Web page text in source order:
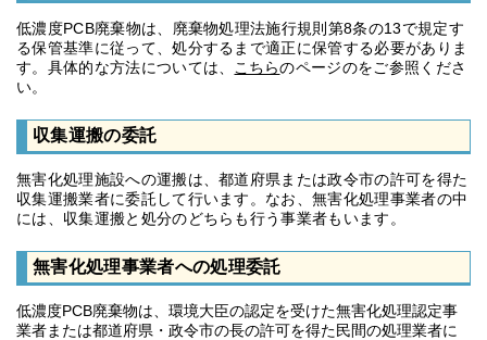
低濃度PCB廃棄物は、廃棄物処理法施行規則第8条の13で規定す
る保管基準に従って、処分するまで適正に保管する必要がありま
す。具体的な方法については、 こちらのページのをご参照くださ
い。
収集運搬の委託
無害化処理施設への運搬は、都道府県または政令市の許可を得た
収集運搬業者に委託して行います。なお、無害化処理事業者の中
には、収集運搬と処分のどちらも行う事業者もいます。
無害化処理事業者への処理委託
低濃度PCB廃棄物は、環境大臣の認定を受けた無害化処理認定事
業者または都道府県・政令市の長の許可を得た民間の処理業者に